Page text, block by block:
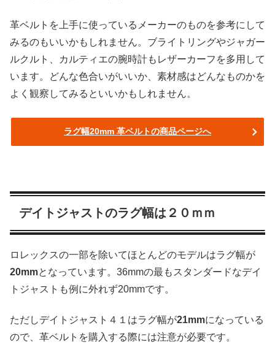
革ベルトを上手に使っているメーカーのものを参考にして
みるのもいいかもしれません。ブライトリングやジャガー
ルクルト、カルティエの腕時計もレザーカーフを多用して
います。どんな色合いがいいか、素材感はどんなものかを
よく観察してみるといいかもしれません。
ラグ幅20mm 革ベルトの商品ページへ
デイトジャストのラグ幅は２０ｍｍ
ロレックスの一部を除いてほとんどのモデルはラグ幅が
20mmとなっています。36mmの最もスタンダードなデイ
トジャストも例に外れず20mmです。
ただしデイトジャスト４１はラグ幅が21mmになっている
ので、革ベルトを購入する際には注意が必要です。